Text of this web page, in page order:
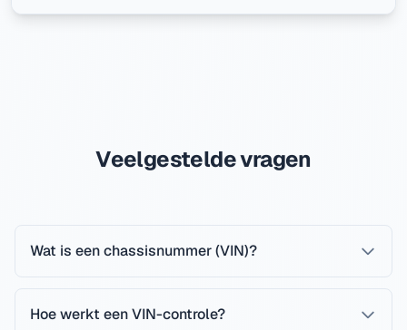
Veelgestelde vragen
Wat is een chassisnummer (VIN)?
Hoe werkt een VIN-controle?